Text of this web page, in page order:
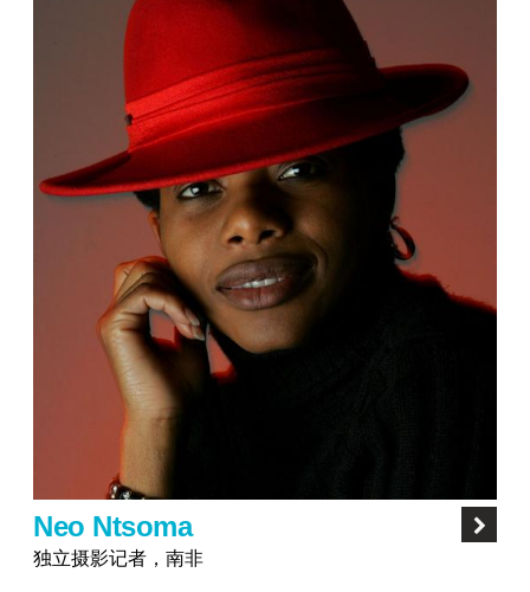
Neo Ntsoma
独立摄影记者，南非